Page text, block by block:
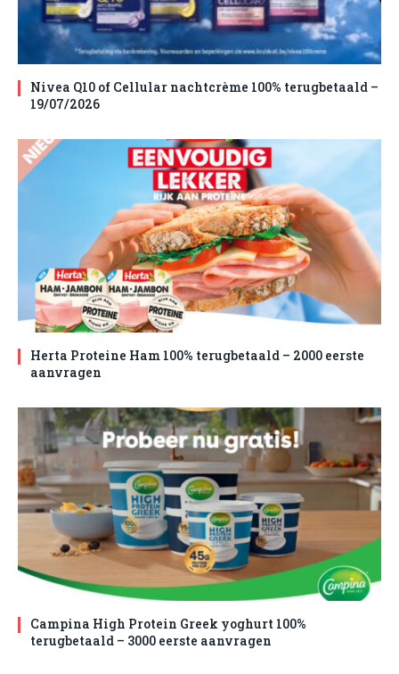
Nivea Q10 of Cellular nachtcrème 100% terugbetaald –
19/07/2026
Herta Proteine Ham 100% terugbetaald – 2000 eerste
aanvragen
Campina High Protein Greek yoghurt 100%
terugbetaald – 3000 eerste aanvragen